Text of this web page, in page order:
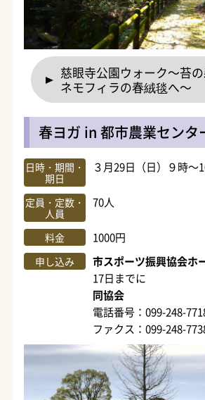
慈眼寺公園ウォーク～苔
ネモフィラの春絨毯へ～
春ヨガ in 都市農業センタ
日時・期間・
期日
３月29日（日）９時～
定員・定数・
人員
70人
料金 1000円
申し込み 市スポーツ振興協会ホ
17日までに
同協会
電話番号：099-248-
ファクス：099-248-